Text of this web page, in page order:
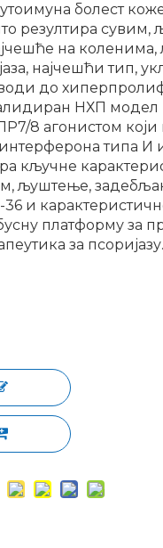
болест
резултира
на коленима,
најчешћи тип,
до
НХП модел
8 агонистом који
типа И
кључне
љуштење,
и
платформу за
за псоријазу.